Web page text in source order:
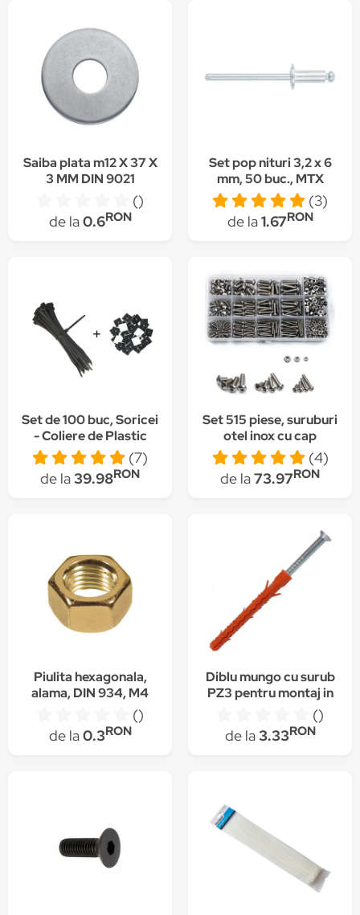
Saiba plata m12 X 37 X
3 MM DIN 9021
()
de la0.6RON
Set pop nituri 3,2 x 6
mm, 50 buc., MTX
(3)
de la1.67RON
Set de 100 buc, Soricei
- Coliere de Plastic
200 mm x 2,5 mm, din
Poliamida 6.6 (PA66)
+ 100 buc Suporti de
(7)
de la39.98RON
Set 515 piese, suruburi
otel inox cu cap
rotund hex
(M2/M4/M5) si piulite
(4)
de la73.97RON
Piulita hexagonala,
alama, DIN 934, M4
()
de la0.3RON
Diblu mungo cu surub
PZ3 pentru montaj in
caramida 8 X 140 mm
()
de la3.33RON